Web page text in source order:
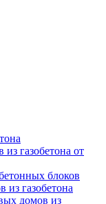
газобетона от
блоков
из газобетона
домов из